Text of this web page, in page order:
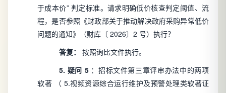
于成本价” 判定标准。请求明确低价核查判定阈值、流
程，是否参照《财政部关于推动解决政府采购异常低价
问题的通知》（财库〔 2026〕2 号）执行？
答复： 按照询比文件执行。
5. 疑问 5 ：招标文件第三章评审办法中的两项
软著
（ 5.视频资源综合运行维护及预警处理类软著证